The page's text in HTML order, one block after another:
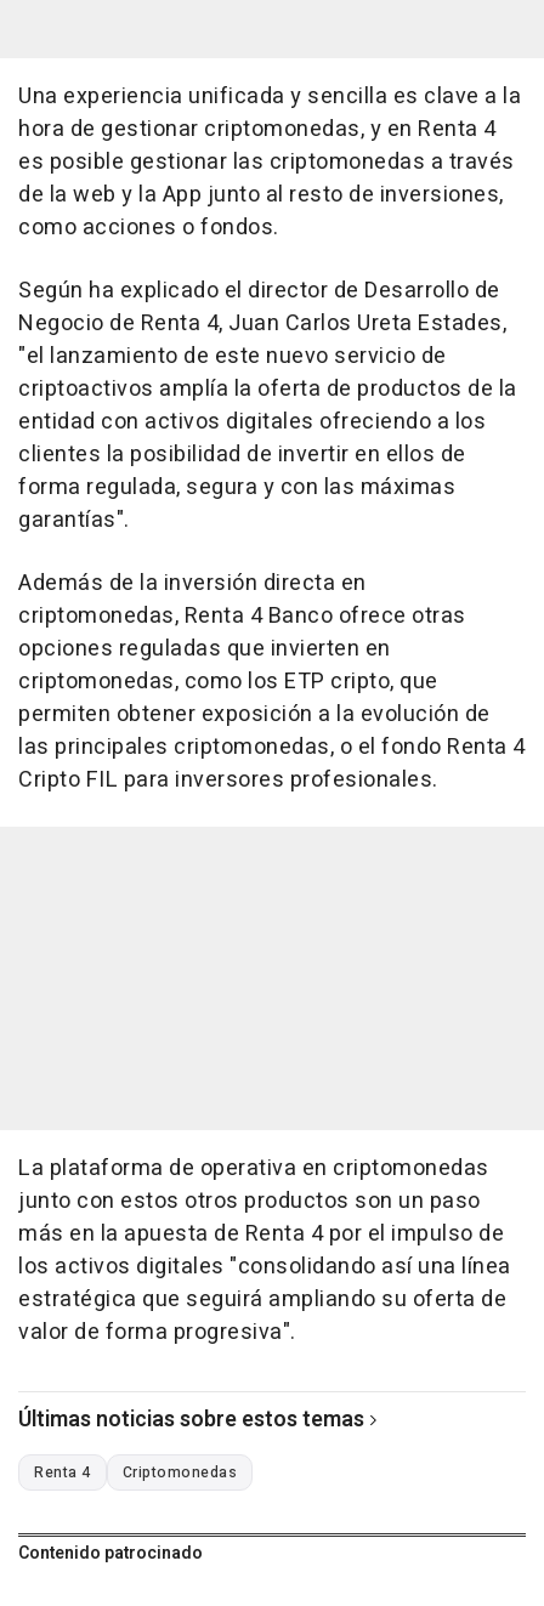
Una experiencia unificada y sencilla es clave a la
hora de gestionar criptomonedas, y en Renta 4
es posible gestionar las criptomonedas a través
de la web y la App junto al resto de inversiones,
como acciones o fondos.
Según ha explicado el director de Desarrollo de
Negocio de Renta 4, Juan Carlos Ureta Estades,
"el lanzamiento de este nuevo servicio de
criptoactivos amplía la oferta de productos de la
entidad con activos digitales ofreciendo a los
clientes la posibilidad de invertir en ellos de
forma regulada, segura y con las máximas
garantías".
Además de la inversión directa en
criptomonedas, Renta 4 Banco ofrece otras
opciones reguladas que invierten en
criptomonedas, como los ETP cripto, que
permiten obtener exposición a la evolución de
las principales criptomonedas, o el fondo Renta 4
Cripto FIL para inversores profesionales.
La plataforma de operativa en criptomonedas
junto con estos otros productos son un paso
más en la apuesta de Renta 4 por el impulso de
los activos digitales "consolidando así una línea
estratégica que seguirá ampliando su oferta de
valor de forma progresiva".
Últimas noticias sobre estos temas
Renta 4 Criptomonedas
Contenido patrocinado